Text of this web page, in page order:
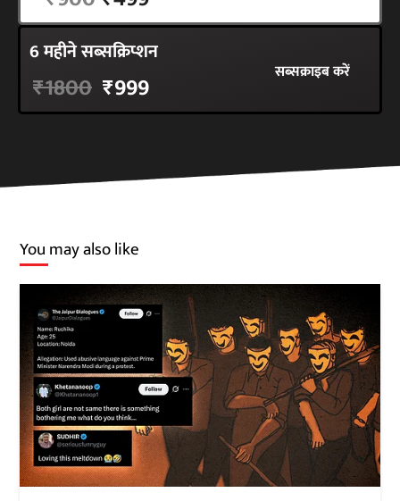
6 महीने सब्सक्रिप्शन
₹1800 ₹999 सब्सक्राइब करें
You may also like